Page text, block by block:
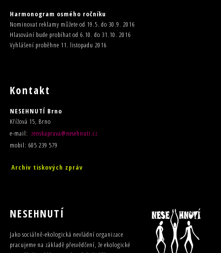
Harmonogram osmého ročníku
Nominovat reklamy můžete od 19.5. do 30.9. 2016
Hlasování bude probíhat od 6.10. do 31.10. 2016
Vyhlášení proběhne 11. listopadu 2016
Kontakt
NESEHNUTÍ Brno
Křížová 15, Brno
e-mail: zenskaprava@nesehnuti.cz
mobil: 605 239 579
Archiv tiskových zpráv
NESEHNUTÍ
Jako sociálně-ekologická nevládní organizace
pracujeme na základě přesvědčení, že ekologické